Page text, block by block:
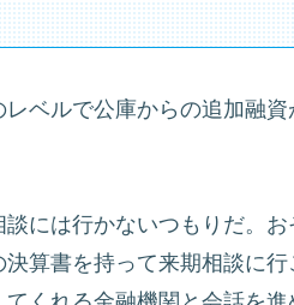
ベルで公庫からの追加融
には行かないつもりだ。
算書を持って来期相談に